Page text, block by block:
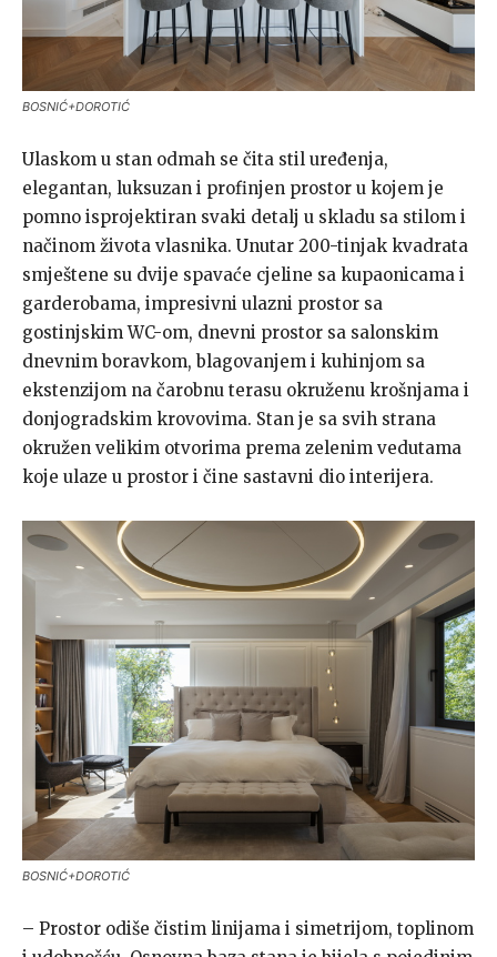
BOSNIĆ+DOROTIĆ
Ulaskom u stan odmah se čita stil uređenja,
elegantan, luksuzan i profinjen prostor u kojem je
pomno isprojektiran svaki detalj u skladu sa stilom i
načinom života vlasnika. Unutar 200-tinjak kvadrata
smještene su dvije spavaće cjeline sa kupaonicama i
garderobama, impresivni ulazni prostor sa
gostinjskim WC-om, dnevni prostor sa salonskim
dnevnim boravkom, blagovanjem i kuhinjom sa
ekstenzijom na čarobnu terasu okruženu krošnjama i
donjogradskim krovovima. Stan je sa svih strana
okružen velikim otvorima prema zelenim vedutama
koje ulaze u prostor i čine sastavni dio interijera.
BOSNIĆ+DOROTIĆ
– Prostor odiše čistim linijama i simetrijom, toplinom